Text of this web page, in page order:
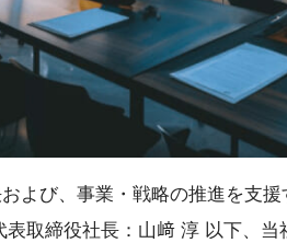
よび、事業・戦略の推進を支
取締役社長：山﨑 淳 以下、